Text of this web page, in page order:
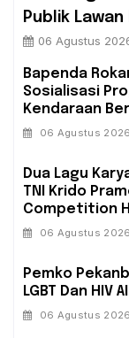
Publik Lawan
06 Agustus
Bapenda
Sosialisasi
Kendaraan
06 Agustus 2026
Dua Lagu
TNI Krido
Competition
06 Agustus 2026
‎Pemko
LGBT Dan HIV
06 Agustus 2026